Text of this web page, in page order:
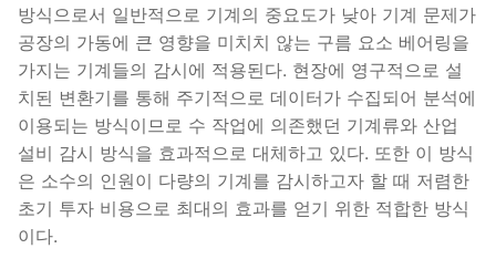
방식으로서 일반적으로 기계의 중요도가 낮아 기계 문제가
공장의 가동에 큰 영향을 미치치 않는 구름 요소 베어링을
가지는 기계들의 감시에 적용된다. 현장에 영구적으로 설
치된 변환기를 통해 주기적으로 데이터가 수집되어 분석에
이용되는 방식이므로 수 작업에 의존했던 기계류와 산업
설비 감시 방식을 효과적으로 대체하고 있다. 또한 이 방식
은 소수의 인원이 다량의 기계를 감시하고자 할 때 저렴한
초기 투자 비용으로 최대의 효과를 얻기 위한 적합한 방식
이다.